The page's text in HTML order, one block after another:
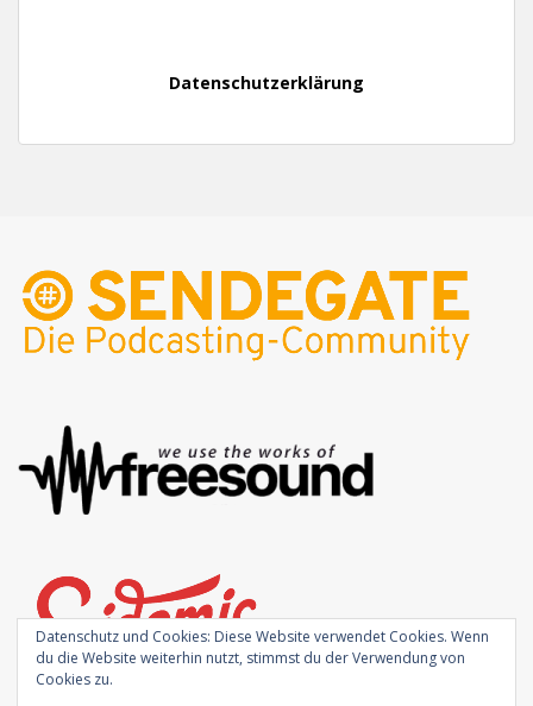
Datenschutzerklärung
Datenschutz und Cookies: Diese Website verwendet Cookies. Wenn
du die Website weiterhin nutzt, stimmst du der Verwendung von
Cookies zu.